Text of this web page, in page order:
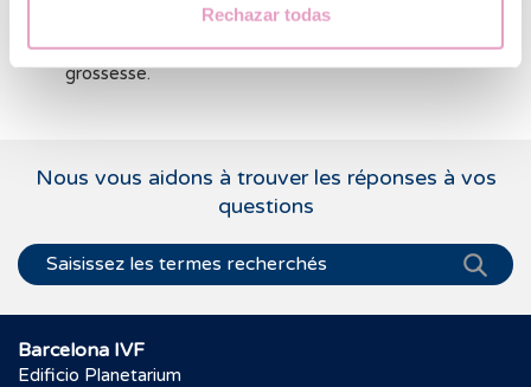
Rechazar todas
d’identifier et de traiter les infections avant
l’implantation, ce qui améliore la viabilité de la
grossesse.
Nous vous aidons à trouver les réponses à vos
questions
Barcelona IVF
Edificio Planetarium